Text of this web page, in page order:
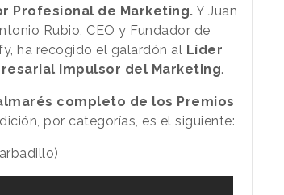
Profesional de Marketing. Y Juan
Rubio, CEO y Fundador de
ha recogido el galardón al Líder
Impulsor del Marketing.
completo de los Premios
por categorías, es el siguiente: